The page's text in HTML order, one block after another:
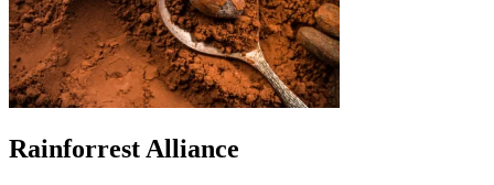
Rainforrest Alliance